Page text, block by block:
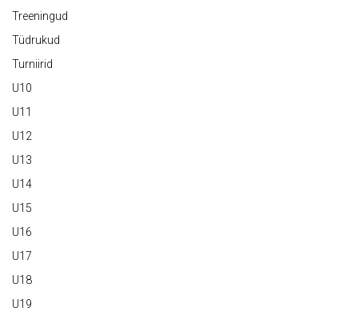
Treeningud
Tüdrukud
Turniirid
U10
U11
U12
U13
U14
U15
U16
U17
U18
U19